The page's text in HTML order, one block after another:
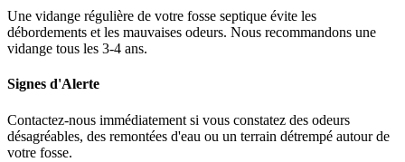
Une vidange régulière de votre fosse septique évite les
débordements et les mauvaises odeurs. Nous recommandons une
vidange tous les 3-4 ans.
Signes d'Alerte
Contactez-nous immédiatement si vous constatez des odeurs
désagréables, des remontées d'eau ou un terrain détrempé autour de
votre fosse.